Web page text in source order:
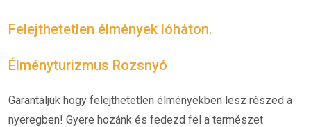
Felejthetetlen élmények lóháton.
Élményturizmus Rozsnyó
Garantáljuk hogy felejthetetlen élményekben lesz részed a
nyeregben! Gyere hozánk és fedezd fel a természet